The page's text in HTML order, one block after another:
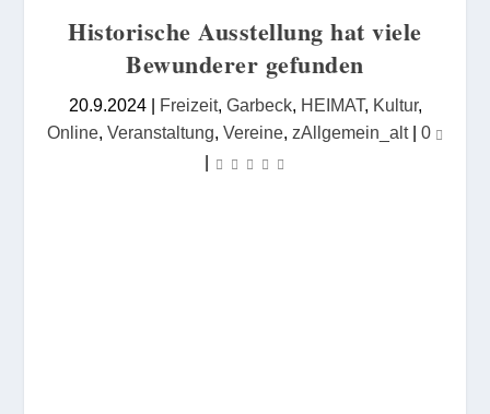
Historische Ausstellung hat viele
Bewunderer gefunden
20.9.2024| Freizeit, Garbeck, HEIMAT, Kultur,
Online, Veranstaltung, Vereine, zAllgemein_alt| 0
|